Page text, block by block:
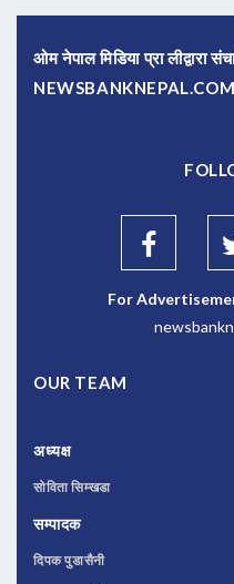
ओम नेपाल मिडिया प्रा लीद्वारा
NEWSBANKNEPAL.COM
For
OUR TEAM
अध्यक्ष
सोविता सिम्खडा
सम्पादक
दिपक पुडासैनी